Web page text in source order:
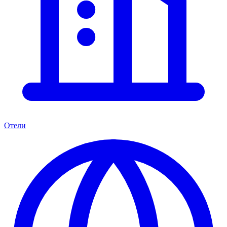
Отели